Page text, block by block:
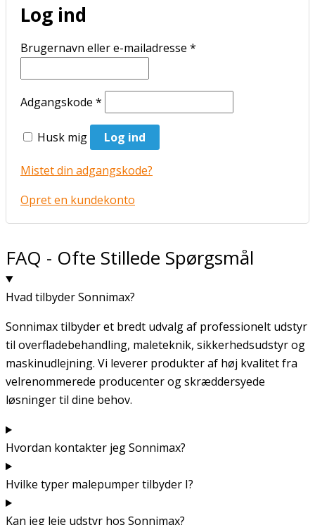
Log ind
Brugernavn eller e-mailadresse *
Adgangskode *
Husk mig Log ind
Mistet din adgangskode?
Opret en kundekonto
FAQ - Ofte Stillede Spørgsmål
Hvad tilbyder Sonnimax?
Sonnimax tilbyder et bredt udvalg af professionelt udstyr
til overfladebehandling, maleteknik, sikkerhedsudstyr og
maskinudlejning. Vi leverer produkter af høj kvalitet fra
velrenommerede producenter og skræddersyede
løsninger til dine behov.
Hvordan kontakter jeg Sonnimax?
Hvilke typer malepumper tilbyder I?
Kan jeg leje udstyr hos Sonnimax?